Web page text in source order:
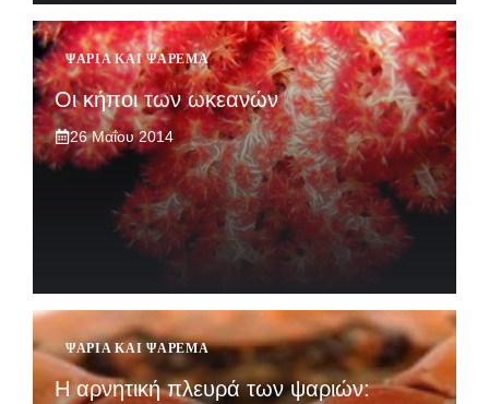
ΨΆΡΙΑ ΚΑΙ ΨΆΡΕΜΑ
Οι κήποι των ωκεανών
26 Μαΐου 2014
ΨΆΡΙΑ ΚΑΙ ΨΆΡΕΜΑ
H αρνητική πλευρά των ψαριών: